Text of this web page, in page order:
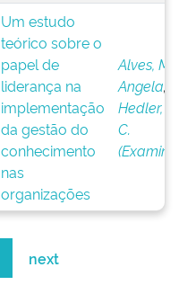
Um estudo
teórico sobre o
papel de
liderança na
implementação
da gestão do
conhecimento
nas
organizações
Alves,
Angela;
Hedler,
C.
next